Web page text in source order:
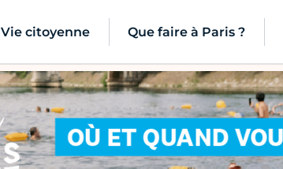
Vie citoyenne Que faire à Paris ?